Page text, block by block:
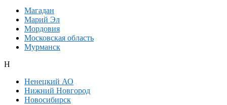
Магадан
Марий Эл
Мордовия
Московская область
Мурманск
Н
Ненецкий АО
Нижний Новгород
Новосибирск